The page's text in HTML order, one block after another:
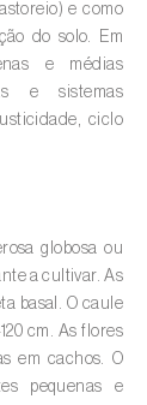
Ocimum,
e como
do solo. Em
e médias
e sistemas
ciclo
globosa ou
a cultivar. As
basal. O caule
cm. As flores
em cachos. O
pequenas e